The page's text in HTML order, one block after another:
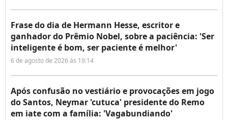
Frase do dia de Hermann Hesse, escritor e
ganhador do Prêmio Nobel, sobre a paciência: 'Ser
inteligente é bom, ser paciente é melhor'
6 de agosto de 2026 às 19:14
Após confusão no vestiário e provocações em jogo
do Santos, Neymar 'cutuca' presidente do Remo
em iate com a família: 'Vagabundiando'